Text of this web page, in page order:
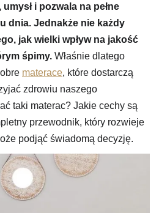
i pozwala na pełne
dnia. Jednakże nie każdy
jak wielki wpływ na jakość
śpimy. Właśnie dlatego
materace, które dostarczą
zdrowiu naszego
taki materac? Jakie cechy są
przewodnik, który rozwieje
podjąć świadomą decyzję.